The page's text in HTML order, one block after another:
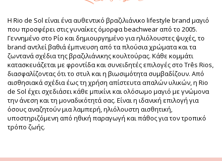
Πληροφορίες προϊόντος
Τμήμα: Γυναίκα, Σουτιέν
Η συσκευασία περιλαμβάνει: 1 x Σουτιέν (Δεν
περιλαμβάνονται άλλα αξεσουάρ)
HS CODE: 6112.41.0010
SKU: 1981122621
EAN: XS (7899810326829), S (7899810326836), M (7899810326843),
L (7899810326850), XL (7899810326867)
Βάρος: 55g / 0.12lb / 1.94oz
Βελτιωμένες ψηφιακά φωτογραφίες
Οδηγίες πλυσίματος &
φροντίδας
Οδηγίες φροντίδας για: Rio de Sol Top Nero Camille
Η Rio de Sol είναι ένα αυθεντικό βραζιλιάνικο lifestyle brand μαγιό
που προσφέρει στις γυναίκες όμορφα beachwear από το 2005.
Γεννημένο στο Ρίο και δημιουργημένο για ηλιόλουστες ψυχές, το
brand αντλεί βαθιά έμπνευση από τα πλούσια χρώματα και τα
ζωντανά σχέδια της βραζιλιάνικης κουλτούρας. Κάθε κομμάτι
κατασκευάζεται με φροντίδα και συνειδητές επιλογές στο Três Rios,
διασφαλίζοντας ότι το στυλ και η βιωσιμότητα συμβαδίζουν. Από
αισθησιακά σχέδια έως τη χρήση απίστευτα απαλών υλικών, η Rio
de Sol έχει σχεδιάσει κάθε μπικίνι και ολόσωμο μαγιό με γνώμονα
την άνεση και τη μοναδικότητά σας. Είναι η ιδανική επιλογή για
όσους αναζητούν μια λαμπερή, ηλιόλουστη αισθητική,
υποστηριζόμενη από ηθική παραγωγή και πάθος για τον τροπικό
τρόπο ζωής.